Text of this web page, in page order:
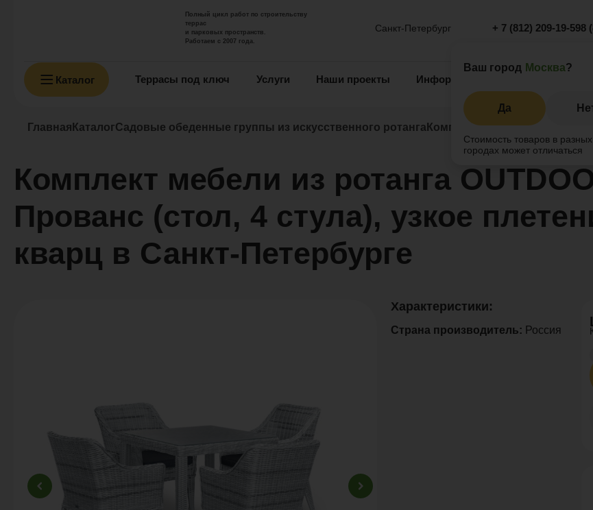
Полный цикл работ по строительству
террас
и парковых пространств.
Работаем с 2007 года.
Санкт-Петербург
Ваш город Москва?
Да
Стоимость товаров в разных
городах может отличаться
+ 7 (812) 209-19-598
Каталог Террасы под ключ Услуги Наши проекты Информация
Главная КаталогСадовые обеденные группы из искусственного ротанга Комплект мебели из ротанга
Комплект мебели из ротанга
Прованс (стол, 4 стула), узкое
кварц в Санкт-Петербурге
Характеристики:
Страна производитель: Россия